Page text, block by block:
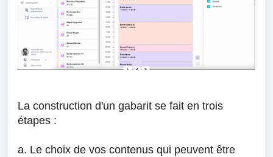
La construction d'un gabarit se fait en trois
étapes :
a. Le choix de vos contenus qui peuvent être